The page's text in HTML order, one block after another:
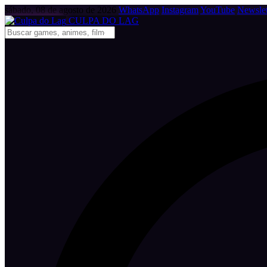
sábado, 08 de agosto de 2026 WhatsApp InstagramYouTube
CULPA DO LAG